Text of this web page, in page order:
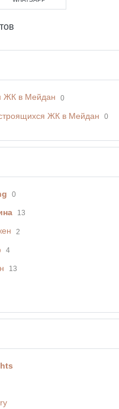
ЖК в Мейдан 0
ЖК в Мейдан 0
0
13
2
4
13